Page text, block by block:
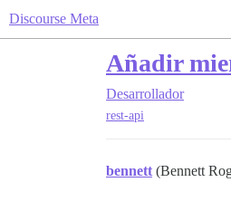
Discourse Meta
Añadir
Desarrollador
rest-api
bennett (Bennett